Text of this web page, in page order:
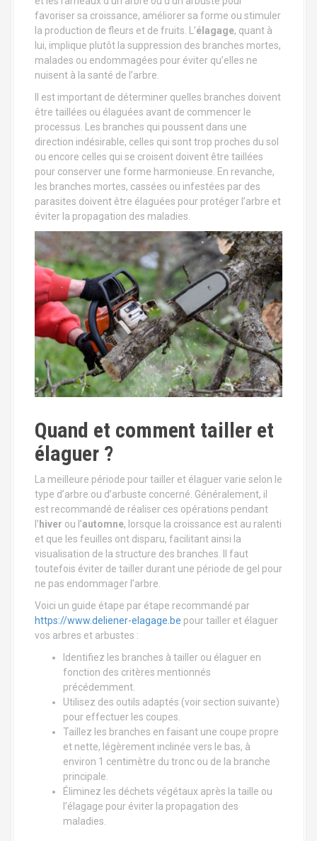
favoriser sa croissance, améliorer sa forme ou stimuler
la production de fleurs et de fruits. L’élagage, quant à
lui, implique plutôt la suppression des branches mortes,
malades ou endommagées pour éviter qu’elles ne
nuisent à la santé de l’arbre.
Il est important de déterminer quelles branches doivent
être taillées ou élaguées avant de commencer le
processus. Les branches qui poussent dans une
direction indésirable, celles qui sont trop proches du sol
ou encore celles qui se croisent doivent être taillées
pour conserver une forme harmonieuse. En revanche,
les branches mortes, cassées ou infestées par des
parasites doivent être élaguées pour protéger l’arbre et
éviter la propagation des maladies.
Quand et comment tailler et
élaguer ?
La meilleure période pour tailler et élaguer varie selon le
type d’arbre ou d’arbuste concerné. Généralement, il
est recommandé de réaliser ces opérations pendant
l’ hiver ou l’automne, lorsque la croissance est au ralenti
et que les feuilles ont disparu, facilitant ainsi la
visualisation de la structure des branches. Il faut
toutefois éviter de tailler durant une période de gel pour
ne pas endommager l’arbre.
Voici un guide étape par étape recommandé par
https://www.deliener-elagage.be pour tailler et élaguer
vos arbres et arbustes :
Identifiez les branches à tailler ou élaguer en
fonction des critères mentionnés
précédemment.
Utilisez des outils adaptés (voir section suivante)
pour effectuer les coupes.
Taillez les branches en faisant une coupe propre
et nette, légèrement inclinée vers le bas, à
environ 1 centimètre du tronc ou de la branche
principale.
Éliminez les déchets végétaux après la taille ou
l’élagage pour éviter la propagation des
maladies.